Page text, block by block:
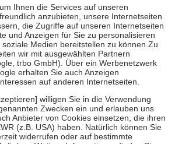
Es sind jedoch nie mehr als die tatsächlichen
entrichten.
auch für Online-Apotheken.
Krankenpflege beträgt die
der Kosten sowie zehn Euro je
Versicherten für ihre eigene Gesundheit zu
Stellung der Familie zu unterstützen,
an bei:
bis zum vollendeten 18. Lebensjahr
Vorsorge und Früherkennung, die von der